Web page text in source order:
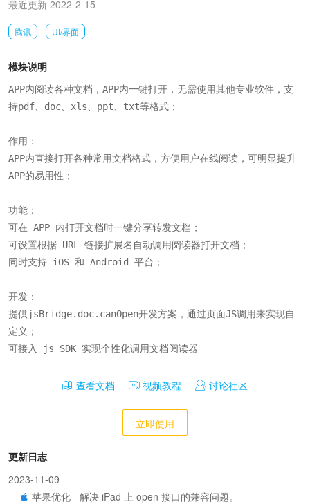
最近更新 2022-2-15
腾讯 UI/界面
模块说明
APP内阅读各种文档，APP内一键打开，无需使用其他专业软件，支
持pdf、doc、xls、ppt、txt等格式；
作用：
APP内直接打开各种常用文档格式，方便用户在线阅读，可明显提升
APP的易用性；
功能：
可在 APP 内打开文档时一键分享转发文档；
可设置根据 URL 链接扩展名自动调用阅读器打开文档；
同时支持 iOS 和 Android 平台；
开发：
提供jsBridge.doc.canOpen开发方案，通过页面JS调用来实现自
定义；
可接入 js SDK 实现个性化调用文档阅读器
查看文档 视频教程 讨论社区
立即使用
更新日志
2023-11-09
苹果优化 - 解决 iPad 上 open 接口的兼容问题。